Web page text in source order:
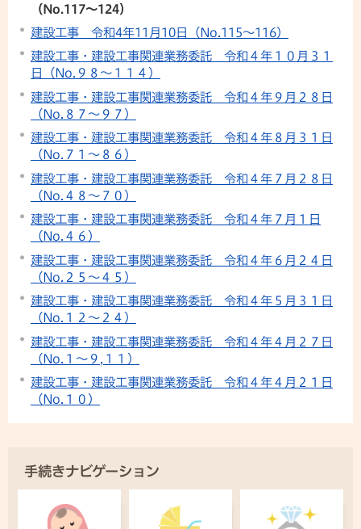
（No.117〜124）
建設工事 令和4年11月10日（No.115〜116）
建設工事・建設工事関連業務委託 令和４年１０月３１
日（No.９８〜１１４）
建設工事・建設工事関連業務委託 令和４年９月２８日
（No.８７〜９７）
建設工事・建設工事関連業務委託 令和４年８月３１日
（No.７１〜８６）
建設工事・建設工事関連業務委託 令和４年７月２８日
（No.４８〜７０）
建設工事・建設工事関連業務委託 令和４年７月１日
（No.４６）
建設工事・建設工事関連業務委託 令和４年６月２４日
（No.２５〜４５）
建設工事・建設工事関連業務委託 令和４年５月３１日
（No.１２〜２４）
建設工事・建設工事関連業務委託 令和４年４月２７日
（No.１〜９,１１）
建設工事・建設工事関連業務委託 令和４年４月２１日
（No.１０）
手続きナビゲーション